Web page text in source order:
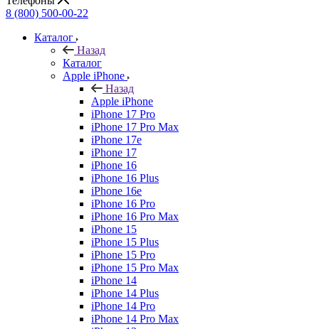
8 (800) 500-00-22
Каталог
Назад
Каталог
Apple iPhone
Назад
Apple iPhone
iPhone 17 Pro
iPhone 17 Pro Max
iPhone 17e
iPhone 17
iPhone 16
iPhone 16 Plus
iPhone 16e
iPhone 16 Pro
iPhone 16 Pro Max
iPhone 15
iPhone 15 Plus
iPhone 15 Pro
iPhone 15 Pro Max
iPhone 14
iPhone 14 Plus
iPhone 14 Pro
iPhone 14 Pro Max